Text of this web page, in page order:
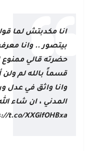
انا مكدبتش لما
بيتصور .. وانا
حضرته قالي
قسماً بالله لم ولن
وانا واثق في عدل
المدني ، ان شاء
t.co/XXGifOHBxa